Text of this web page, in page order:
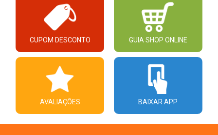
CUPOM DESCONTO GUIA SHOP ONLINE
AVALIAÇÕES BAIXAR APP